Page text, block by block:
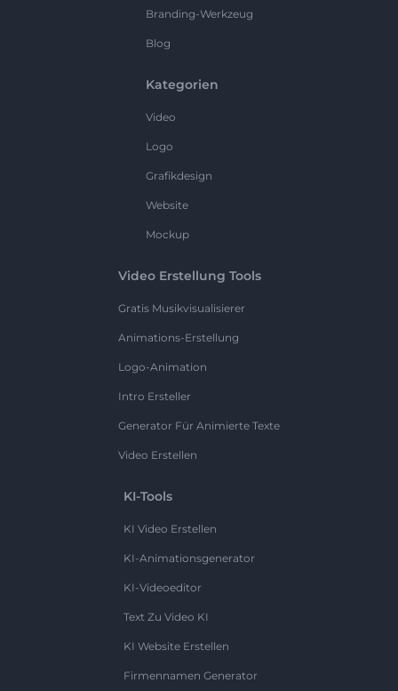
Branding-Werkzeug
Blog
Kategorien
Video
Logo
Grafikdesign
Website
Mockup
Video Erstellung Tools
Gratis Musikvisualisierer
Animations-Erstellung
Logo-Animation
Intro Ersteller
Generator Für Animierte Texte
Video Erstellen
KI-Tools
KI Video Erstellen
KI-Animationsgenerator
KI-Videoeditor
Text Zu Video KI
KI Website Erstellen
Firmennamen Generator